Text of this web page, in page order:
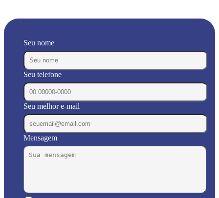
Seu nome
Seu telefone
Seu melhor e-mail
Mensagem